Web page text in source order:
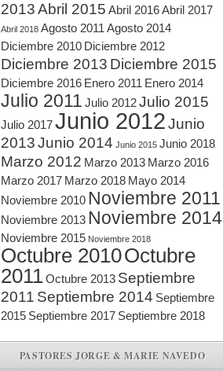
2013Abril 2015 Abril 2016Abril 2017
Abril 2018 Agosto 2011 Agosto 2014
Diciembre 2010 Diciembre 2012
Diciembre 2013 Diciembre 2015
Diciembre 2016 Enero 2011 Enero 2014
Julio 2011 Julio 2012Julio 2015
Julio 2017Junio 2012Junio
2013Junio 2014 Junio 2015 Junio 2018
Marzo 2012 Marzo 2013 Marzo 2016
Marzo 2017 Marzo 2018 Mayo 2014
Noviembre 2010 Noviembre 2011
Noviembre 2013 Noviembre 2014
Noviembre 2015 Noviembre 2018
Octubre 2010Octubre
2011Octubre 2013 Septiembre
2011 Septiembre 2014 Septiembre
2015 Septiembre 2017 Septiembre 2018
PASTORES JORGE & MARIE NAVEDO